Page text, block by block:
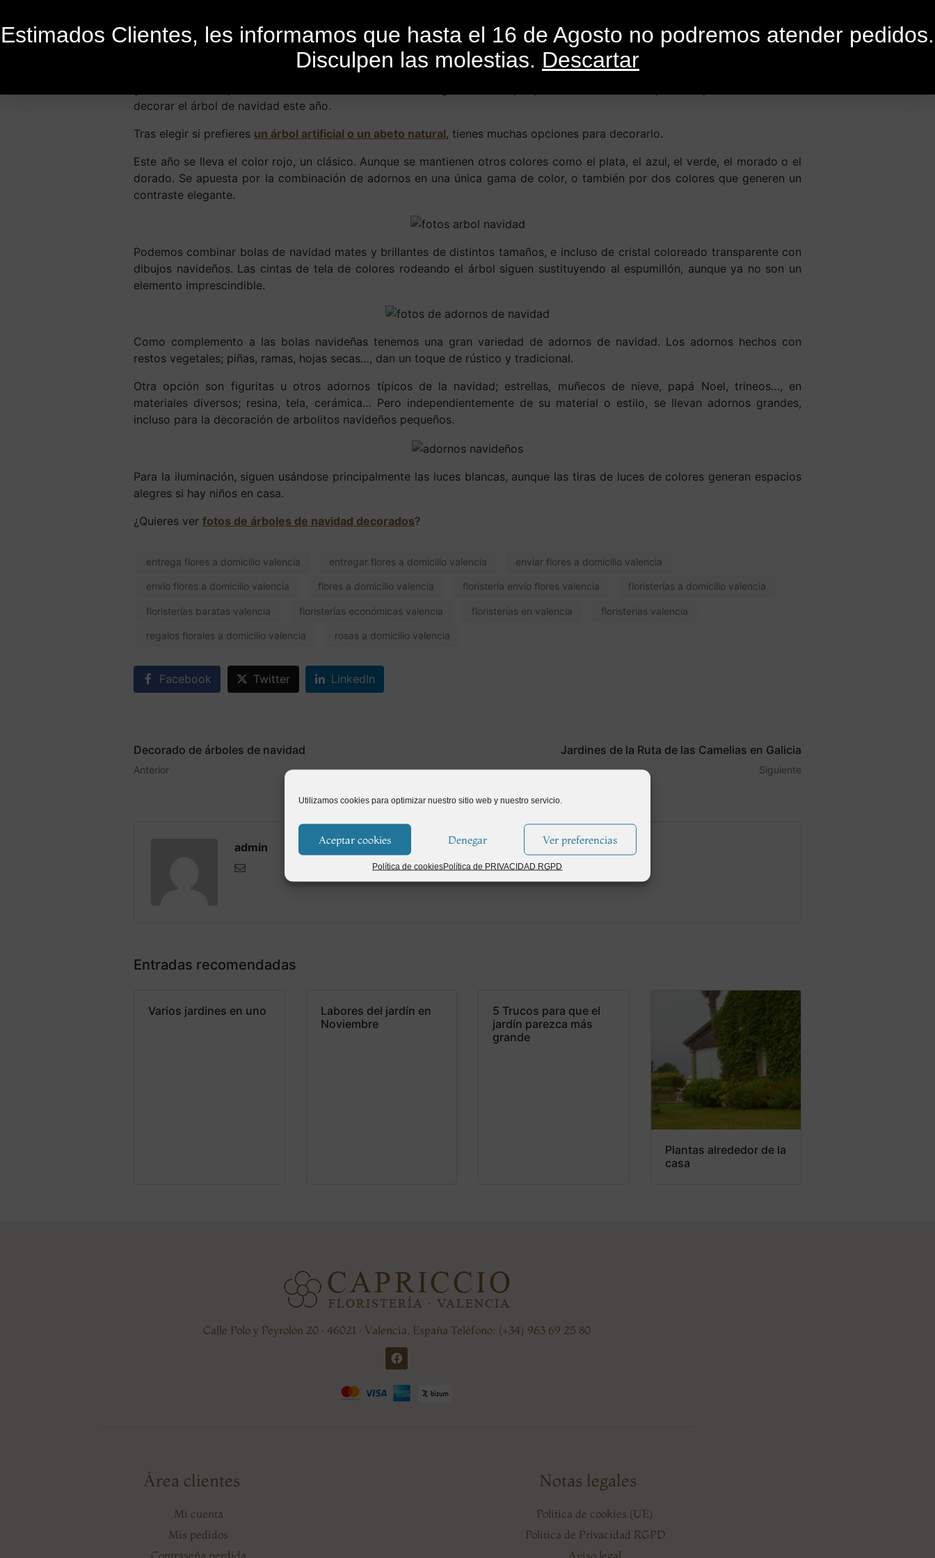
Utilizamos cookies para optimizar nuestro sitio web y nuestro servicio.
Aceptar cookies Denegar Ver preferencias
Política de cookiesPolítica de PRIVACIDAD RGPD
Estimados Clientes, les informamos que hasta el 16 de Agosto no podremos atender pedidos.
Disculpen las molestias. Descartar
PorSandroMele En Actualidad,Consejos , Cursos Libros,Revistas
decorar el árbol de navidad este año.
Tras elegir si prefieres un árbol artificial o un abeto natural, tienes muchas opciones para decorarlo.
Este año se lleva el color rojo, un clásico. Aunque se mantienen otros colores como el plata, el azul, el verde, el morado o el
dorado. Se apuesta por la combinación de adornos en una única gama de color, o también por dos colores que generen un
contraste elegante.
Podemos combinar bolas de navidad mates y brillantes de distintos tamaños, e incluso de cristal coloreado transparente con
dibujos navideños. Las cintas de tela de colores rodeando el árbol siguen sustituyendo al espumillón, aunque ya no son un
elemento imprescindible.
Como complemento a las bolas navideñas tenemos una gran variedad de adornos de navidad. Los adornos hechos con
restos vegetales; piñas, ramas, hojas secas…, dan un toque de rústico y tradicional.
Otra opción son figuritas u otros adornos típicos de la navidad; estrellas, muñecos de nieve, papá Noel, trineos…, en
materiales diversos; resina, tela, cerámica… Pero independientemente de su material o estilo, se llevan adornos grandes,
incluso para la decoración de arbolitos navideños pequeños.
Para la iluminación, siguen usándose principalmente las luces blancas, aunque las tiras de luces de colores generan espacios
alegres si hay niños en casa.
¿Quieres ver fotos de árboles de navidad decorados?
entrega flores a domicilio valencia entregar flores a domicilio valencia enviar flores a domicilio valencia
envío flores a domicilio valencia flores a domicilio valencia floristería envío flores valencia floristerías a domicilio valencia
floristerías baratas valencia floristerías económicas valencia floristerías en valencia floristerías valencia
regalos florales a domicilio valencia rosas a domicilio valencia
Facebook Twitter LinkedIn
Decorado de árboles de navidad
Anterior
Jardines de la Ruta de las Camelias en Galicia
Siguiente
admin
Entradas recomendadas
Varios jardines en uno
Labores del jardín en
Noviembre
5 Trucos para que el
jardín parezca más
grande
Plantas alrededor de la
casa
Calle Polo y Peyrolón 20 · 46021 · Valencia, España Teléfono: (+34) 963 69 25 80
Área clientes
Mi cuenta
Mis pedidos
Contraseña perdida
Notas legales
Política de cookies (UE)
Política de Privacidad RGPD
Aviso legal